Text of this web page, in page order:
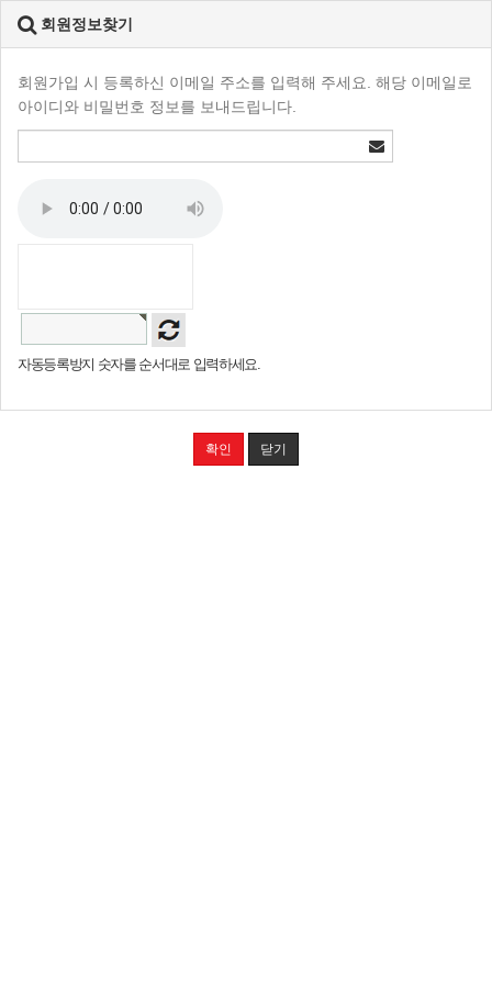
회원정보찾기
회원가입 시 등록하신 이메일 주소를 입력해 주세요. 해당 이메일로
아이디와 비밀번호 정보를 보내드립니다.
자동등록방지 숫자를 순서대로 입력하세요.
확인 닫기